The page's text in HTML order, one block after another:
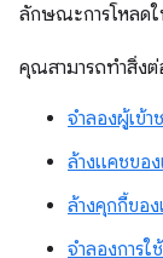
ลักษณะการโหลด
คุณสามารถทำสิ่งต่
จำลองผู้เข้า
ล้างแคชของ
ล้างคุกกี้ของ
จำลองการ